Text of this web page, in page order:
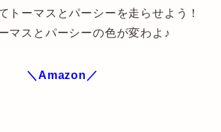
トーマスとパーシーを走らせよう！
マスとパーシーの色が変わよ♪
＼Amazon／